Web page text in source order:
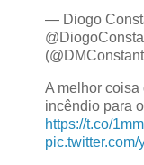
— Diogo
A melhor coisa
incêndio para o
https://t.co/